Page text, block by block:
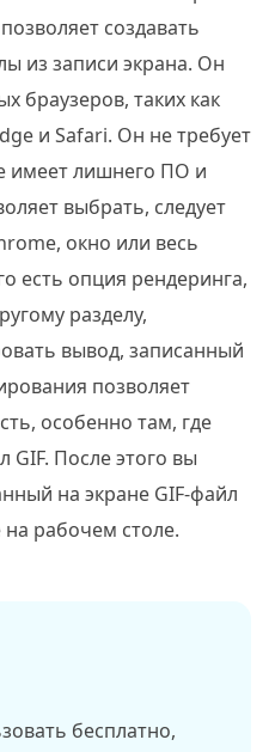
создавать
из записи экрана. Он
браузеров, таких как
и Safari. Он не требует
имеет лишнего ПО и
выбрать, следует
окно или весь
есть опция рендеринга,
разделу,
вывод, записанный
позволяет
особенно там, где
GIF. После этого вы
на экране GIF-файл
на рабочем столе.
бесплатно,